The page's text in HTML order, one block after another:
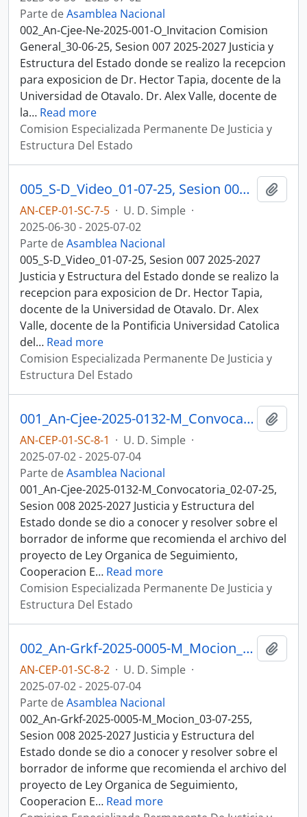
Parte deAsamblea Nacional
002_An-Cjee-Ne-2025-001-O_Invitacion Comision
General_30-06-25, Sesion 007 2025-2027 Justicia y
Estructura del Estado donde se realizo la recepcion
para exposicion de Dr. Hector Tapia, docente de la
Universidad de Otavalo. Dr. Alex Valle, docente de
la… Read more
Comision Especializada Permanente De Justicia y
Estructura Del Estado
005_S-D_Video_01-07-25, Sesion 007 Justicia y Estructura del Estado
AN-CEP-01-SC-7-5 · U. D. Simple ·
2025-06-30 - 2025-07-02
Parte deAsamblea Nacional
005_S-D_Video_01-07-25, Sesion 007 2025-2027
Justicia y Estructura del Estado donde se realizo la
recepcion para exposicion de Dr. Hector Tapia,
docente de la Universidad de Otavalo. Dr. Alex
Valle, docente de la Pontificia Universidad Catolica
del… Read more
Comision Especializada Permanente De Justicia y
Estructura Del Estado
001_An-Cjee-2025-0132-M_Convocatoria_02-07-25, Sesion 008 Justicia y Estructura del Estado
AN-CEP-01-SC-8-1 · U. D. Simple ·
2025-07-02 - 2025-07-04
Parte deAsamblea Nacional
001_An-Cjee-2025-0132-M_Convocatoria_02-07-25,
Sesion 008 2025-2027 Justicia y Estructura del
Estado donde se dio a conocer y resolver sobre el
borrador de informe que recomienda el archivo del
proyecto de Ley Organica de Seguimiento,
Cooperacion E… Read more
Comision Especializada Permanente De Justicia y
Estructura Del Estado
002_An-Grkf-2025-0005-M_Mocion_03-07-25, Sesion 008 Justicia y Estructura del Estado
AN-CEP-01-SC-8-2 · U. D. Simple ·
2025-07-02 - 2025-07-04
Parte deAsamblea Nacional
002_An-Grkf-2025-0005-M_Mocion_03-07-255,
Sesion 008 2025-2027 Justicia y Estructura del
Estado donde se dio a conocer y resolver sobre el
borrador de informe que recomienda el archivo del
proyecto de Ley Organica de Seguimiento,
Cooperacion E… Read more